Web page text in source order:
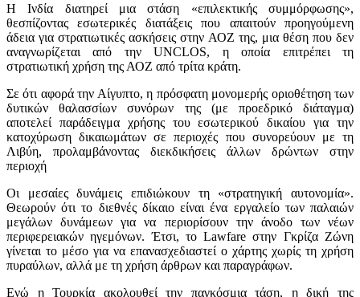
Η Ινδία διατηρεί μια στάση «επιλεκτικής συμμόρφωσης»,
θεσπίζοντας εσωτερικές διατάξεις που απαιτούν προηγούμενη
άδεια για στρατιωτικές ασκήσεις στην ΑΟΖ της, μια θέση που δεν
αναγνωρίζεται από την UNCLOS, η οποία επιτρέπει τη
στρατιωτική χρήση της ΑΟΖ από τρίτα κράτη.
Σε ότι αφορά την Αίγυπτο, η πρόσφατη μονομερής οριοθέτηση των
δυτικών θαλασσίων συνόρων της (με προεδρικό διάταγμα)
αποτελεί παράδειγμα χρήσης του εσωτερικού δικαίου για την
κατοχύρωση δικαιωμάτων σε περιοχές που συνορεύουν με τη
Λιβύη, προλαμβάνοντας διεκδικήσεις άλλων δρώντων στην
περιοχή
Οι μεσαίες δυνάμεις επιδιώκουν τη «στρατηγική αυτονομία».
Θεωρούν ότι το διεθνές δίκαιο είναι ένα εργαλείο των παλαιών
μεγάλων δυνάμεων για να περιορίσουν την άνοδο των νέων
περιφερειακών ηγεμόνων. Έτσι, το Lawfare στην Γκρίζα Ζώνη
γίνεται το μέσο για να επανασχεδιαστεί ο χάρτης χωρίς τη χρήση
πυραύλων, αλλά με τη χρήση άρθρων και παραγράφων.
Ενώ η Τουρκία ακολουθεί την παγκόσμια τάση, η δική της